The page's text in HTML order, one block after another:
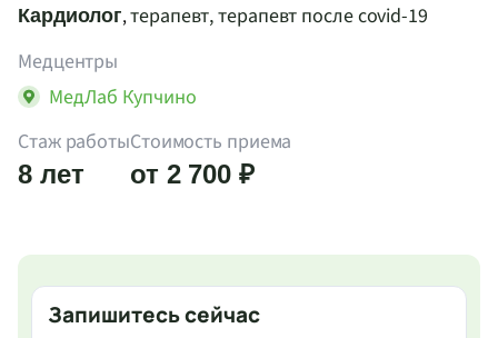
Запишитесь сейчас
Кардиолог,терапевт, терапевт после covid-19
Медцентры
МедЛаб Купчино
Стаж работы
8 лет
Стоимость приема
от 2 700 ₽